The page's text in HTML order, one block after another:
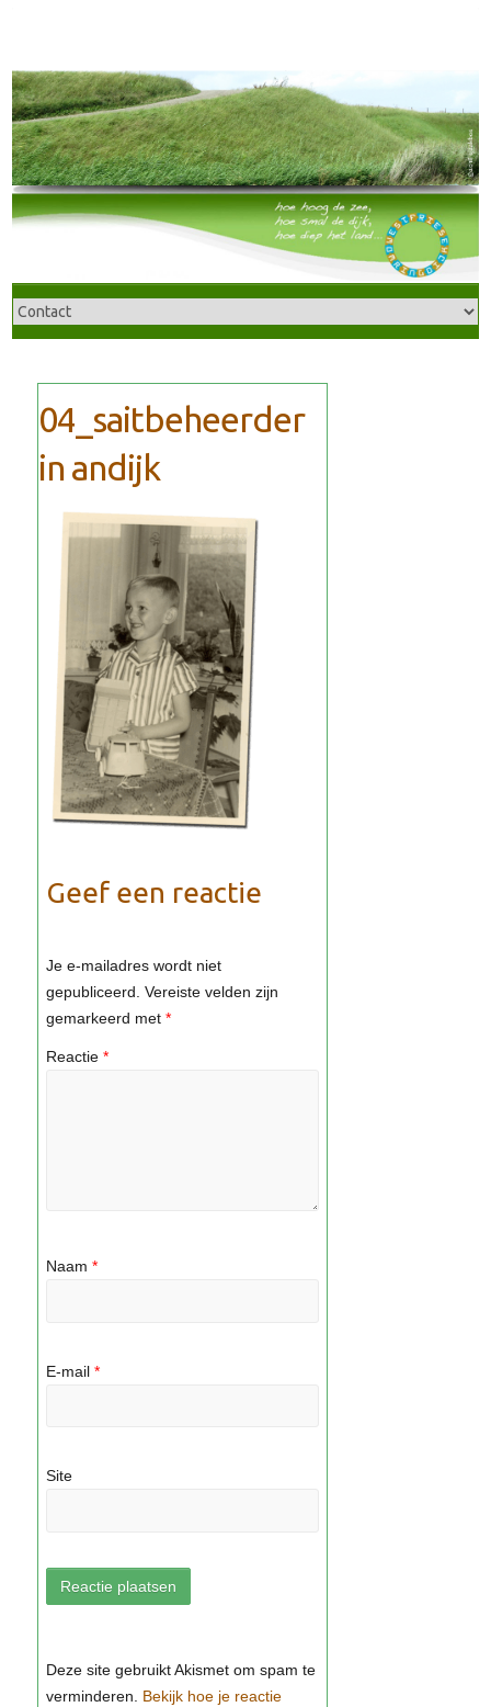
Geef een reactie
Je e-mailadres wordt niet
gepubliceerd. Vereiste velden zijn
gemarkeerd met *
Reactie *
Naam *
E-mail *
Site
Bekijk hoe je reactie